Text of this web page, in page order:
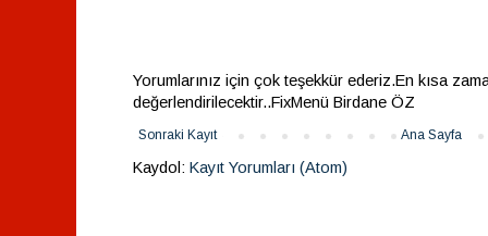
Yorumlarınız için çok teşekkür ederiz.En kısa
değerlendirilecektir..FixMenü Birdane ÖZ
Sonraki Kayıt Ana Sayfa
Kaydol: Kayıt Yorumları (Atom)